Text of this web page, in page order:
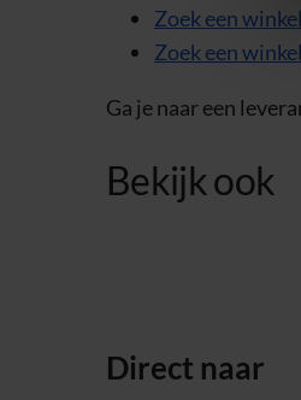
Zoek een
Zoek een
Ga je naar een
Bekijk ook
Direct naar